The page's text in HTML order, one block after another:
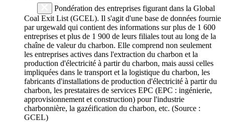
Pondération des entreprises figurant dans la Global
Coal Exit List (GCEL). Il s'agit d'une base de données fournie
par urgewald qui contient des informations sur plus de 1 600
entreprises et plus de 1 900 de leurs filiales tout au long de la
chaîne de valeur du charbon. Elle comprend non seulement
les entreprises actives dans l'extraction du charbon et la
production d'électricité à partir du charbon, mais aussi celles
impliquées dans le transport et la logistique du charbon, les
fabricants d'installations de production d'électricité à partir du
charbon, les prestataires de services EPC (EPC : ingénierie,
approvisionnement et construction) pour l'industrie
charbonnière, la gazéification du charbon, etc. (Source :
GCEL)